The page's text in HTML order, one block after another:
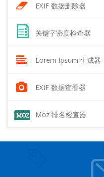
EXIF 数据删除器
关键字密度检查器
Lorem Ipsum 生成器
EXIF 数据查看器
Moz 排名检查器